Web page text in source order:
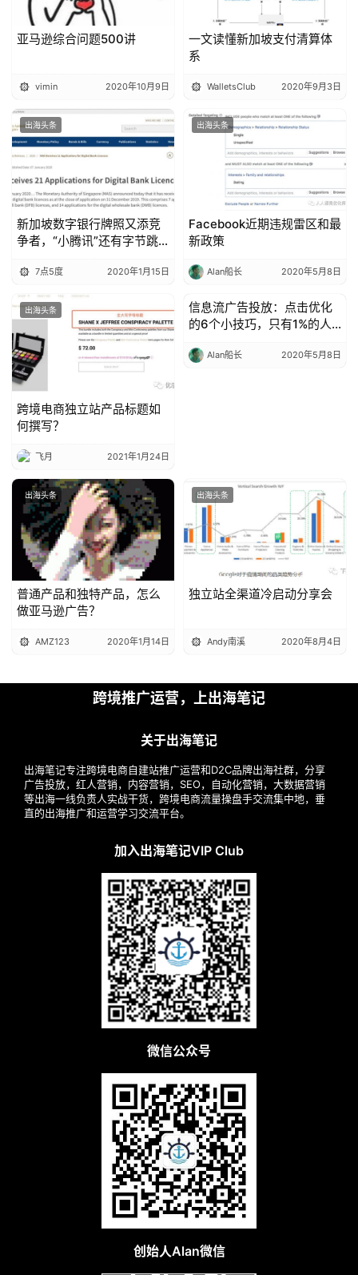
亚马逊综合问题500讲
vimin 2020年10月9日
一文读懂新加坡支付清算体
系
WalletsClub 2020年9月3日
出海头条
新加坡数字银行牌照又添竞
争者，“小腾讯”还有字节跳
7点5度 2020年1月15日
出海头条
Facebook近期违规雷区和最
新政策
Alan船长 2020年5月8日
出海头条
跨境电商独立站产品标题如
何撰写？
飞月 2021年1月24日
出海头条
信息流广告投放：点击优化
的6个小技巧，只有1%的人
Alan船长 2020年5月8日
出海头条
普通产品和独特产品，怎么
做亚马逊广告？
AMZ123 2020年1月14日
出海头条
独立站全渠道冷启动分享会
Andy南溪 2020年8月4日
跨境推广运营，上出海笔记
关于出海笔记
出海笔记专注跨境电商自建站推广运营和D2C品牌出海社群，分享
广告投放，红人营销，内容营销，SEO，自动化营销，大数据营销
等出海一线负责人实战干货，跨境电商流量操盘手交流集中地，垂
直的出海推广和运营学习交流平台。
加入出海笔记VIP Club
微信公众号
创始人Alan微信